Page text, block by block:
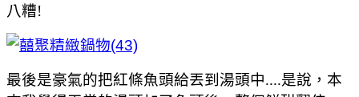
八糟!
最後是豪氣的把紅條魚頭給丟到湯頭中....是說，本